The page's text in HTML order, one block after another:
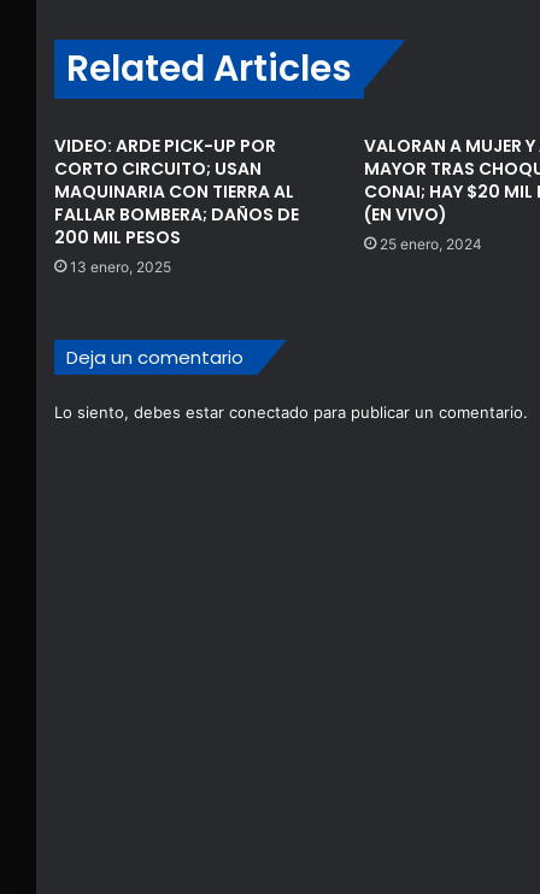
Related Articles
VIDEO: ARDE PICK-UP POR
CORTO CIRCUITO; USAN
MAQUINARIA CON TIERRA AL
FALLAR BOMBERA; DAÑOS DE
200 MIL PESOS
13 enero, 2025
VALORAN A MUJER
MAYOR TRAS
CONAI; HAY $20 MIL
(EN VIVO)
25 enero, 2024
Deja un comentario
Lo siento, debes estar conectado para publicar un comentario.